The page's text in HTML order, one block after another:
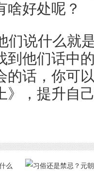
啥好处呢？
们说什么就
到他们话中
的话，你可
》，提升自
么